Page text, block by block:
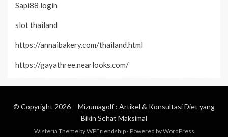
Sapi88 login
slot thailand
https://annaibakery.com/thailand.html
https://gayathree.nearlooks.com/
© Copyright 2026 – Mizumagolf : Artikel & Konsultasi Diet yang
Bikin Sehat Maksimal
Wisteria Theme byWPFriendship ⋅ Powered byWordPress